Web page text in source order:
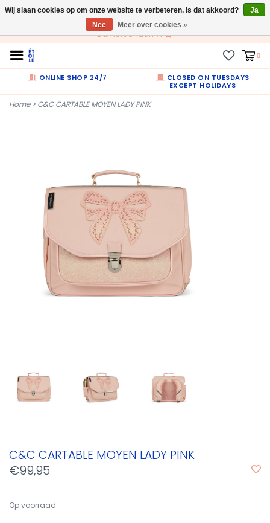
NL
Dumortierlaan 71
0
ONLINE SHOP 24/7
CLOSED ON TUESDAYS
EXCEPT HOLIDAYS
Home>C&C CARTABLE MOYEN LADY PINK
C&C CARTABLE MOYEN LADY PINK
€99,95
Op voorraad
Wij slaan cookies op om onze website te verbeteren. Is dat akkoord?
Ja
Nee
Meer over cookies »